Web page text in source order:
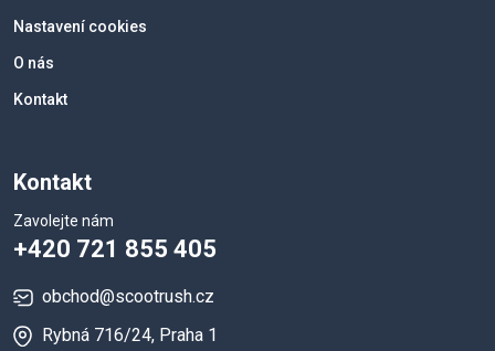
Nastavení cookies
O nás
Kontakt
Kontakt
Zavolejte nám
+420 721 855 405
obchod@scootrush.cz
Rybná 716/24, Praha 1